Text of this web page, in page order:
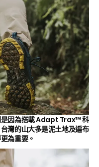
是因為搭載 Adapt Trax™ 科
灣的山大多是泥土地及遍布
為重要。